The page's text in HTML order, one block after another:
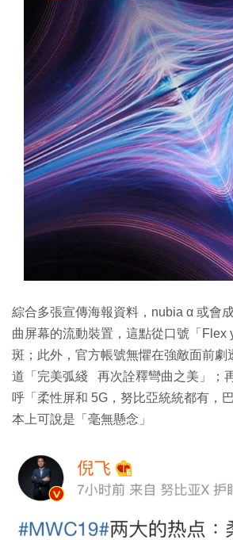
綜合多張宣傳海報資料，nubia α 或會
曲屏幕的流動裝置，這點從口號「Flex
斑；此外，官方帳號無懼在強敵面前劇
道「完美弧綫 再次詮釋彎曲之美」；
呼「柔性屏和 5G，努比亞統統都有，
本上可說是「毫無懸念」